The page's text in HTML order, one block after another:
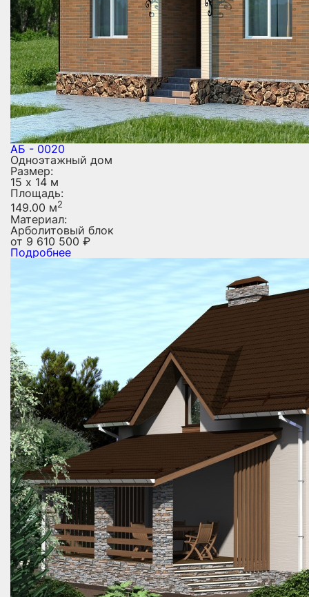
АБ - 0020
Одноэтажный дом
Размер:
15 х 14 м
Площадь:
149.00 м2
Материал:
Арболитовый блок
от 9 610 500 ₽
Подробнее